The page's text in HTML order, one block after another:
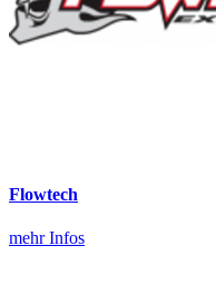
Flowtech
mehr Infos